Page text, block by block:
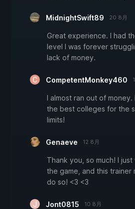
MidnightSwift89 20 8月
Great experience. I had
level I was forever
lack of money.
CompetentMonkey460
I almost ran out of money.
the best colleges for the
limits!
Genaeve 12 8月
Thank you, so much! I
the game, and this trainer
do so! <3 <3
Jont0815 10 8月